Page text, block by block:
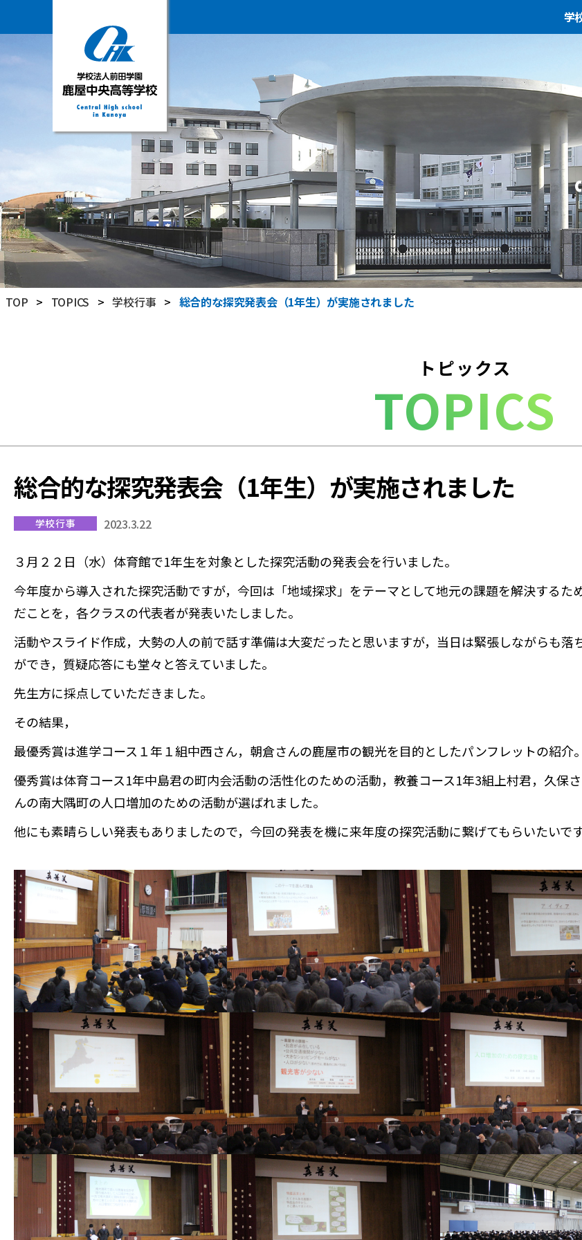
学
校
田
学
園
鹿
屋
中
高
等
学
TOP > TOPICS > 学校行事 > 総合的な探究発表会（1年生）が実施されました
トピックス
TOPICS
総合的な探究発表会（1年生）が実施されました
学校行事 2023.3.22
３月２２日（水）体育館で1年生を対象とした探究活動の発表会を行いました。
今年度から導入された探究活動ですが，今回は「地域探求」をテーマとして地元の課題を解決するた
だことを，各クラスの代表者が発表いたしました。
活動やスライド作成，大勢の人の前で話す準備は大変だったと思いますが，当日は緊張しながらも落
ができ，質疑応答にも堂々と答えていました。
先生方に採点していただきました。
その結果，
最優秀賞は進学コース１年１組中西さん，朝倉さんの鹿屋市の観光を目的としたパンフレットの紹介。
優秀賞は体育コース1年中島君の町内会活動の活性化のための活動，教養コース1年3組上村君，久保
んの南大隅町の人口増加のための活動が選ばれました。
他にも素晴らしい発表もありましたので，今回の発表を機に来年度の探究活動に繋げてもらいたいです